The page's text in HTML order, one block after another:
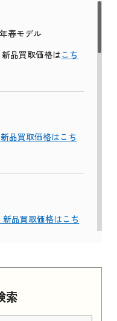
索
春モデル
品買取価格はこち
品買取価格はこち
新品買取価格はこち
新品買取価格はこ